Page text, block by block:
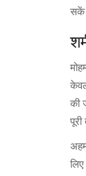
सकें
की
पूरी